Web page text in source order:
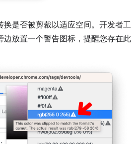
换是否被剪裁以适应空间。开发者工
边放置一个警告图标，提醒您存在此